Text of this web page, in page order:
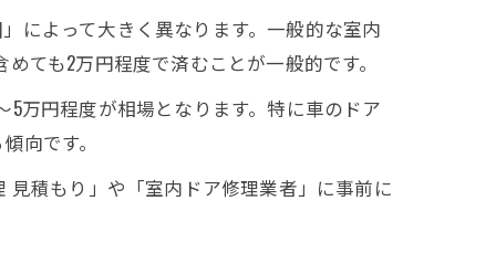
によって大きく異なります。一般的な室内
ても2万円程度で済むことが一般的です。
万円程度が相場となります。特に車のドア
向です。
積もり」や「室内ドア修理業者」に事前に